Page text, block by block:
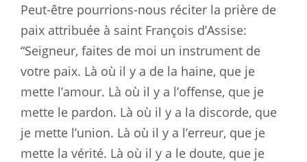
Peut-être pourrions-nous réciter la prière de
paix attribuée à saint François d’Assise:
“Seigneur, faites de moi un instrument de
votre paix. Là où il y a de la haine, que je
mette l’amour. Là où il y a l’offense, que je
mette le pardon. Là où il y a la discorde, que
je mette l’union. Là où il y a l’erreur, que je
mette la vérité. Là où il y a le doute, que je